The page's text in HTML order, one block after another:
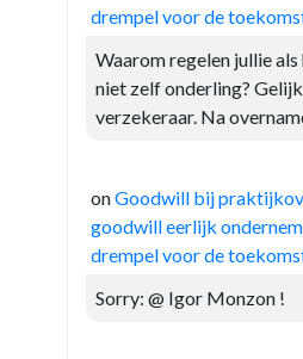
drempel voor de
Waarom regelen jullie
niet zelf onderling?
verzekeraar. Na
onGoodwill bij
goodwill eerlijk
drempel voor de
Sorry: @ Igor Monzon !